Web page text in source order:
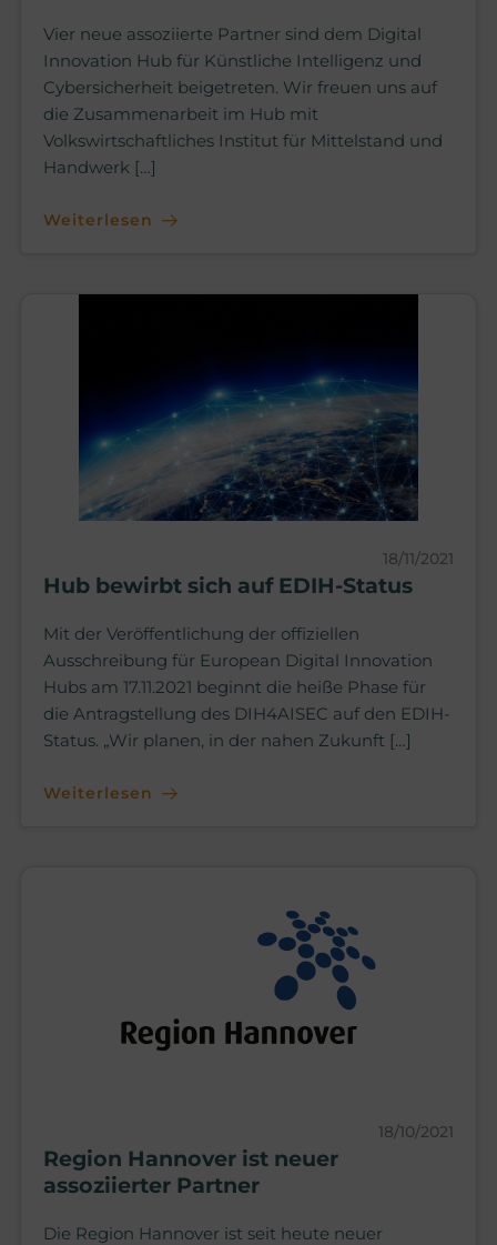
Vier neue assoziierte Partner sind dem Digital
Innovation Hub für Künstliche Intelligenz und
Cybersicherheit beigetreten. Wir freuen uns auf
die Zusammenarbeit im Hub mit
Volkswirtschaftliches Institut für Mittelstand und
Handwerk […]
Weiterlesen
18/11/2021
Hub bewirbt sich auf EDIH-Status
Mit der Veröffentlichung der offiziellen
Ausschreibung für European Digital Innovation
Hubs am 17.11.2021 beginnt die heiße Phase für
die Antragstellung des DIH4AISEC auf den EDIH-
Status. „Wir planen, in der nahen Zukunft […]
Weiterlesen
18/10/2021
Region Hannover ist neuer
assoziierter Partner
Die Region Hannover ist seit heute neuer